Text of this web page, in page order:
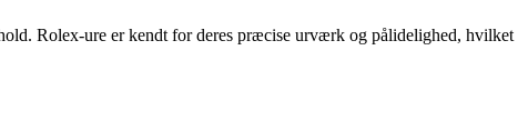
Rolex-ure er kendt for deres præcise urværk og pålidelighed, hvilket